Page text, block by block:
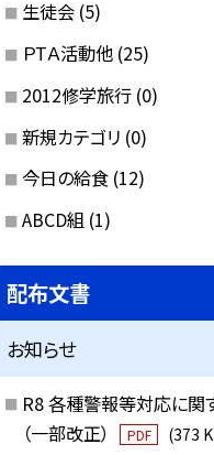
生徒会 (5)
ＰTＡ活動他 (25)
2012修学旅行 (0)
新規カテゴリ (0)
今日の給食 (12)
ABCD組 (1)
配布文書
お知らせ
R8 各種警報等対応に関
（一部改正）
PDF (373